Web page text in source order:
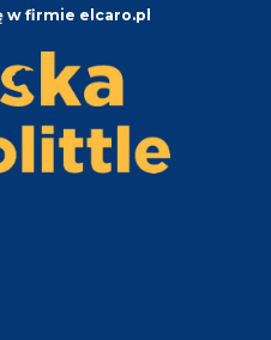
w firmie elcaro.pl